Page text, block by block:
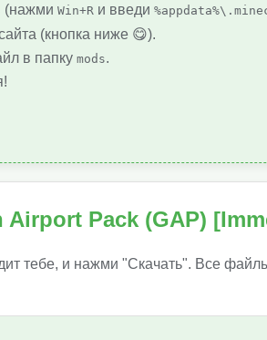
(нажми Win+R и введи
(кнопка ниже 😋).
в папку mods.
Pack (GAP)
тебе, и нажми "Скачать". Все